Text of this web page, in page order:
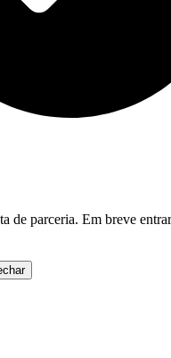
de parceria. Em breve